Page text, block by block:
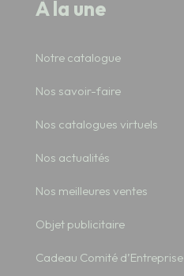
À la une
Notre catalogue
Nos savoir-faire
Nos catalogues virtuels
Nos actualités
Nos meilleures ventes
Objet publicitaire
Cadeau Comité d’Entreprise